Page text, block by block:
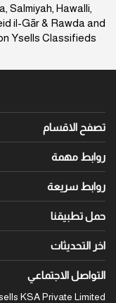
Jahra, Salmiyah,
Jibla, Bneid il-Gār &
prices on Ysells
2026 Ysells KSA